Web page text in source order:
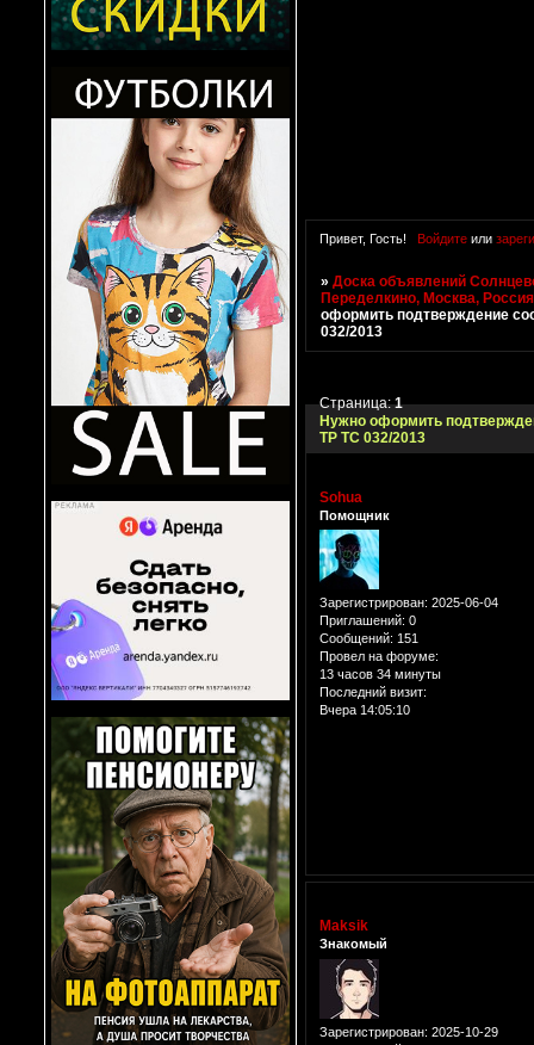
Привет, Гость! Войдитеили
»Доска объявлений
Переделкино, Москва, Россия
оформить подтверждение
032/2013
Нужно оформить
ТР ТС 032/2013
Страница:1
Sohua
Помощник
Зарегистрирован: 2025-06-04
Приглашений: 0
Сообщений: 151
Провел на форуме:
13 часов 34 минуты
Последний визит:
Вчера 14:05:10
Maksik
Знакомый
Зарегистрирован: 2025-10-29